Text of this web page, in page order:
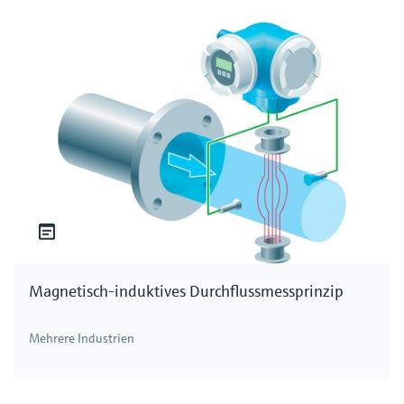
Magnetisch-induktives Durchflussmessprinzip
Mehrere Industrien